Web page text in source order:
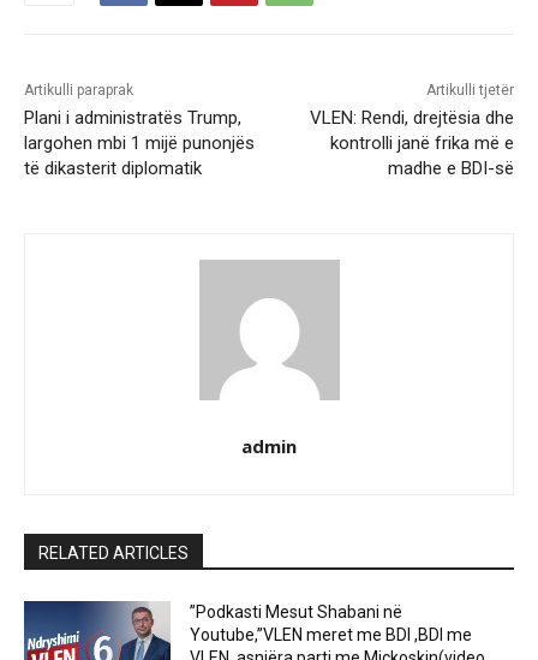
Artikulli paraprak
Plani i administratës Trump,
largohen mbi 1 mijë punonjës
të dikasterit diplomatik
Artikulli tjetër
VLEN: Rendi, drejtësia dhe
kontrolli janë frika më e
madhe e BDI-së
admin
RELATED ARTICLES
”Podkasti Mesut Shabani në
Youtube,”VLEN meret me BDI ,BDI me